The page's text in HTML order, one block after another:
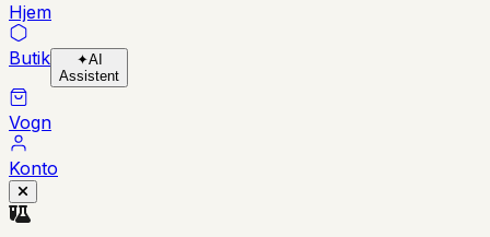
Hjem
Butik ✦AI
Assistent
Vogn
Konto